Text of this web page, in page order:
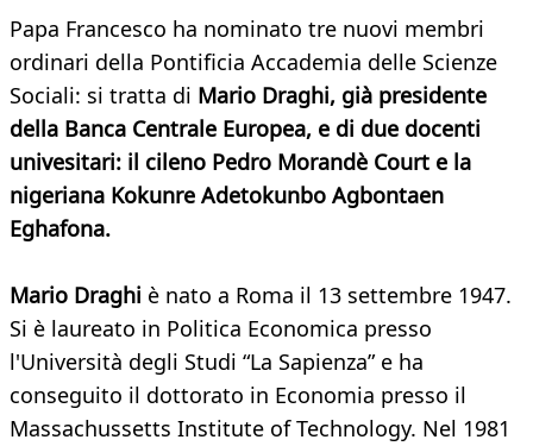
Papa Francesco ha nominato tre nuovi membri
ordinari della Pontificia Accademia delle Scienze
Sociali: si tratta di Mario Draghi, già presidente
della Banca Centrale Europea, e di due docenti
univesitari: il cileno Pedro Morandè Court e la
nigeriana Kokunre Adetokunbo Agbontaen
Eghafona.
Mario Draghi è nato a Roma il 13 settembre 1947.
Si è laureato in Politica Economica presso
l'Università degli Studi “La Sapienza” e ha
conseguito il dottorato in Economia presso il
Massachussetts Institute of Technology. Nel 1981